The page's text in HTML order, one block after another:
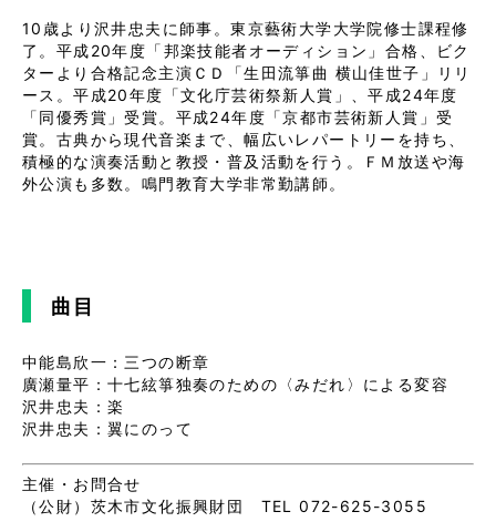
10歳より沢井忠夫に師事。東京藝術大学大学院修士課程修
了。平成20年度「邦楽技能者オーディション」合格、ビク
ターより合格記念主演ＣＤ「生田流箏曲 横山佳世子」リリ
ース。平成20年度「文化庁芸術祭新人賞」、平成24年度
「同優秀賞」受賞。平成24年度「京都市芸術新人賞」受
賞。古典から現代音楽まで、幅広いレパートリーを持ち、
積極的な演奏活動と教授・普及活動を行う。ＦＭ放送や海
外公演も多数。鳴門教育大学非常勤講師。
曲目
中能島欣一：三つの断章
廣瀬量平：十七絃箏独奏のための〈みだれ〉による変容
沢井忠夫：楽
沢井忠夫：翼にのって
主催・お問合せ
（公財）茨木市文化振興財団 TEL 072-625-3055